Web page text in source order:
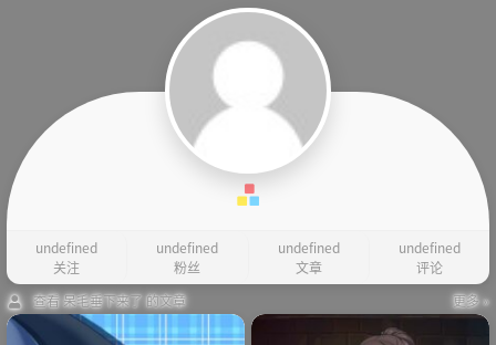
undefined
关注
undefined
粉丝
undefined
文章
undefined
评论
查看 呆毛垂下来了 的文章
更多 »